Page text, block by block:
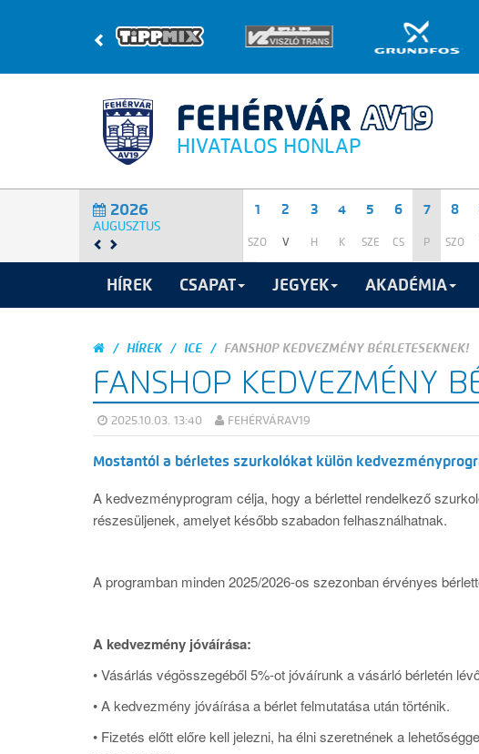
HIVATALOS HONLAP
2026
AUGUSZTUS
1
SZO
2
V
3
H
4
K
5
SZE
6
CS
7
P
8
SZO
HÍREK CSAPAT JEGYEK AKADÉMIA
HÍREK ICE FANSHOP KEDVEZMÉNY BÉRLETESEKNEK!
FANSHOP KEDVEZMÉNY
2025.10.03. 13:40 FEHÉRVÁRAV19
Mostantól a bérletes szurkolókat külön
A kedvezményprogram célja, hogy a bérlettel rendelkező
részesüljenek, amelyet később szabadon felhasználhatnak.
A programban minden 2025/2026-os szezonban érvényes
A kedvezmény jóváírása:
• Vásárlás végösszegéből 5%-ot jóváírunk a vásárló bérletén
• A kedvezmény jóváírása a bérlet felmutatása után történik.
• Fizetés előtt előre kell jelezni, ha élni szeretnének a